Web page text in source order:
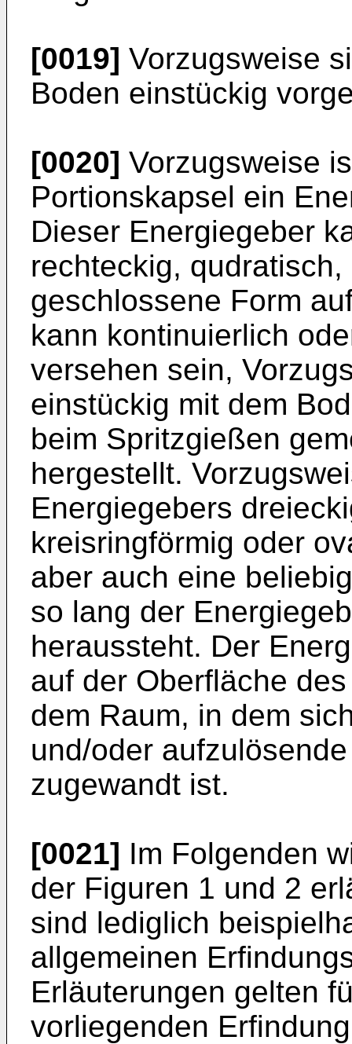
[0019] Vorzugsweise
Boden einstückig
[0020] Vorzugsweise
Portionskapsel ein
Dieser Energiegeber
rechteckig,
geschlossene Form
kann kontinuierlich
versehen sein,
einstückig mit dem
beim Spritzgießen
hergestellt.
Energiegebers
kreisringförmig oder
aber auch eine
so lang der
heraussteht. Der
auf der Oberfläche
dem Raum, in dem
und/oder
zugewandt ist.
[0021] Im Folgenden
der Figuren 1 und 2
sind lediglich
allgemeinen
Erläuterungen gelten
vorliegenden